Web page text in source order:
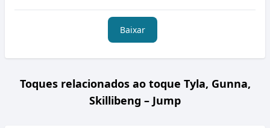
Baixar
Toques relacionados ao toque Tyla, Gunna,
Skillibeng – Jump